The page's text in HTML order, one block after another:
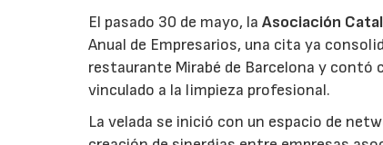
El pasado 30 de mayo, laAsociación
Anual de Empresarios, una cita ya
restaurante Mirabé de Barcelona y contó
vinculado a la limpieza profesional.
La velada se inició con un espacio de